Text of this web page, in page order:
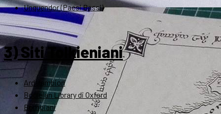
Unquendor (Paesi Bassi)
3) Siti Tolkieniani
Ardalambion
Bodleian Library di Oxford
Bompiani